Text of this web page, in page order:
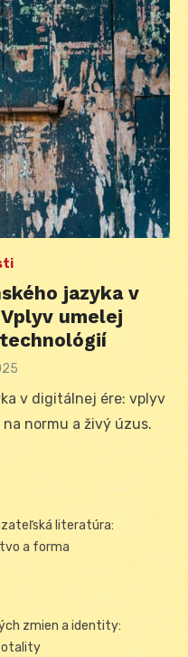
jazyka v
umelej
v digitálnej ére: vplyv
normu a živý úzus.
literatúra:
a forma
zmien a identity: